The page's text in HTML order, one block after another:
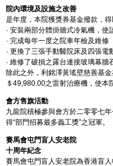
院內環境及設施之改善
是年度，本院獲獎券基金撥款，
· 安裝兩部分體掛牆式冷氣機，
· 完成每年一度之院車年檢及維修
· 更換了三張手動醫院床及四張電
· 維修了破損之露台連接玻璃幕牆
除此之外，利銘澤黃瑤壁慈善基
＄49,980.00之雷射治療機，使本
會方售旗活動
九龍院積極參與會方於二零零七
得“部門招募最多義工獎”之冠軍。
賽馬會屯門盲人安老院
十周年紀念
賽馬會屯門盲人安老院為香港盲